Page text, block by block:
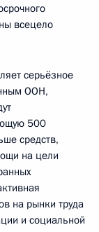
всецело
серьёзное
ООН,
500
средств,
на цели
на рынки труда
и социальной